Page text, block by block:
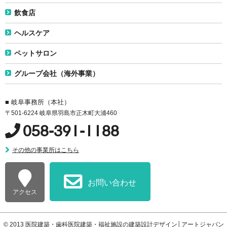
飲食店
ヘルスケア
ペットサロン
グループ会社（海外事業）
■ 岐阜事務所（本社）
〒501-6224 岐阜県羽島市正木町大浦460
058-391-1188
その他の事業所はこちら
アクセス
お問い合わせ
© 2013 医院建築・歯科医院建築・福祉施設の建築設計デザイン│アートジャパン